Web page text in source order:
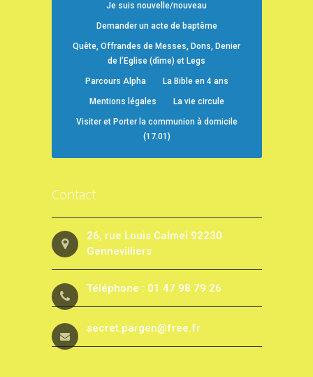
Je suis nouvelle/nouveau
Demander un acte de baptême
Quête, Offrandes de Messes, Dons, Denier
de l’Eglise (dîme) et Legs
Parcours Alpha La Bible en 4 ans
Mentions légales La vie circule
Visiter et Porter la communion à domicile
(17.01)
Contact
26, rue Louis Calmel 92230
Gennevilliers
Téléphone : 01 47 98 79 26
secret.pargen@free.fr